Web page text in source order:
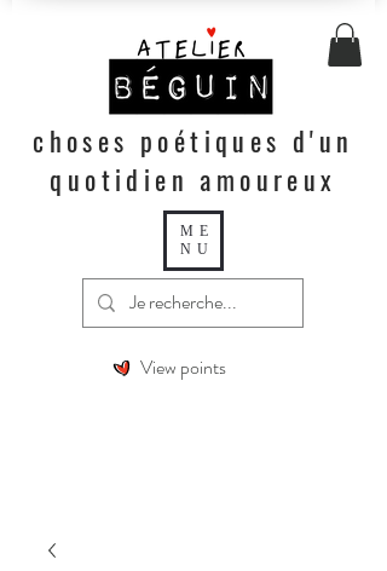
ME
NU
choses poétiques d'un
quotidien amoureux
View points